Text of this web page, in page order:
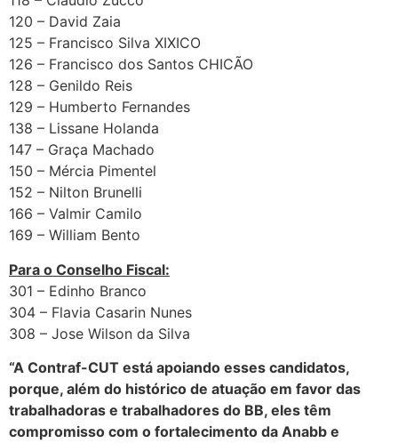
120 – David Zaia
125 – Francisco Silva XIXICO
126 – Francisco dos Santos CHICÃO
128 – Genildo Reis
129 – Humberto Fernandes
138 – Lissane Holanda
147 – Graça Machado
150 – Mércia Pimentel
152 – Nilton Brunelli
166 – Valmir Camilo
169 – William Bento
Para o Conselho Fiscal:
301 – Edinho Branco
304 – Flavia Casarin Nunes
308 – Jose Wilson da Silva
“A Contraf-CUT está apoiando esses candidatos,
porque, além do histórico de atuação em favor das
trabalhadoras e trabalhadores do BB, eles têm
compromisso com o fortalecimento da Anabb e